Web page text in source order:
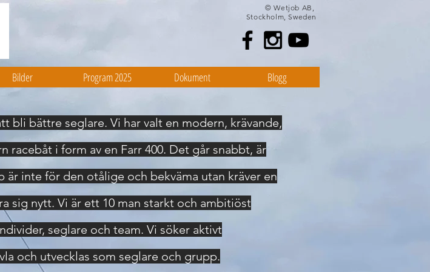
© Wetjob AB,
Stockholm, Sweden
Bilder Program 2025 Dokument Blogg
bli bättre seglare. Vi har valt en modern, krävande,
i form av en Farr 400. Det går snabbt, är
inte för den otålige och bekväma utan kräver en
sig nytt. Vi är ett 10 man starkt och ambitiöst
seglare och team. Vi söker aktivt
och utvecklas som seglare och grupp.